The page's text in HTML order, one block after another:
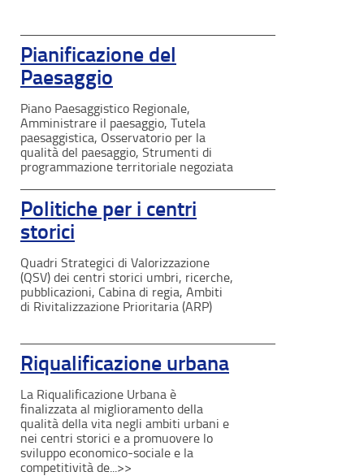
Pianificazione del
Paesaggio
Piano Paesaggistico Regionale,
Amministrare il paesaggio, Tutela
paesaggistica, Osservatorio per la
qualità del paesaggio, Strumenti di
programmazione territoriale negoziata
Politiche per i centri
storici
Quadri Strategici di Valorizzazione
(QSV) dei centri storici umbri, ricerche,
pubblicazioni, Cabina di regia, Ambiti
di Rivitalizzazione Prioritaria (ARP)
Riqualificazione urbana
La Riqualificazione Urbana è
finalizzata al miglioramento della
qualità della vita negli ambiti urbani e
nei centri storici e a promuovere lo
sviluppo economico-sociale e la
competitività de...>>